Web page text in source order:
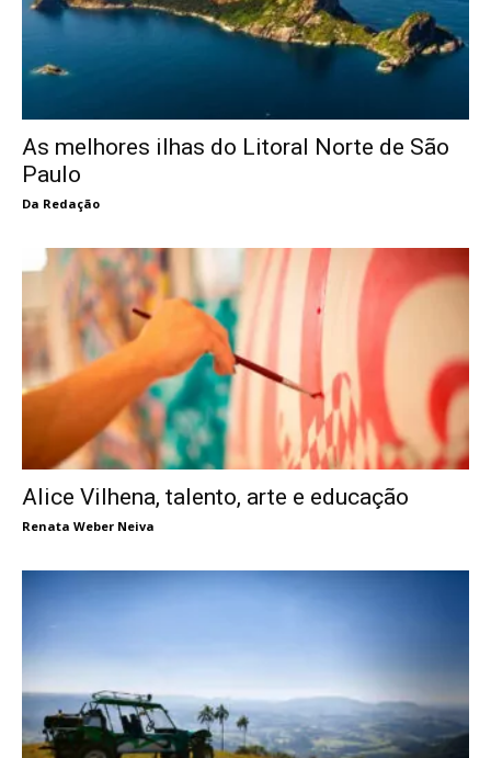
As melhores ilhas do Litoral Norte de São
Paulo
Da Redação
Alice Vilhena, talento, arte e educação
Renata Weber Neiva